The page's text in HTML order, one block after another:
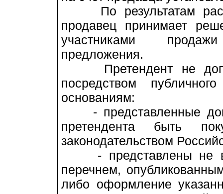
По результатам
продавец принимает
участниками
предложения.
Претендент не
посредством
основаниям:
- представленные
претендента быть
законодательством
- представлены не
перечнем,
либо оформление